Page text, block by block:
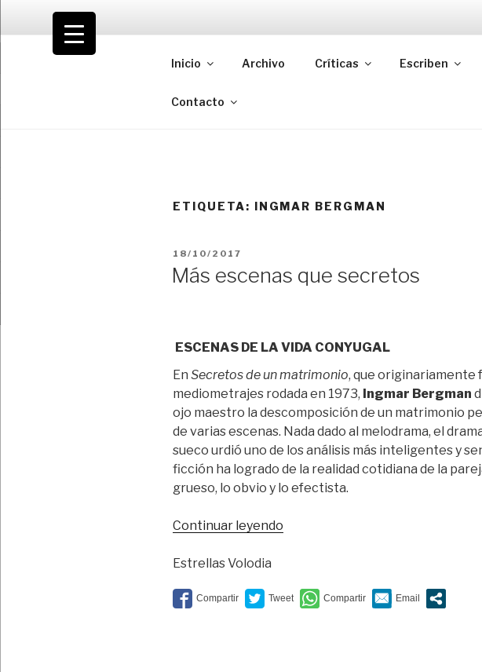
contenido
VOLODIA
Inicio Archivo Críticas Escriben
Contacto
ETIQUETA: INGMAR BERGMAN
PUBLICADO
18/10/2017
Más escenas que secretos
ESCENAS DE LA VIDA CONYUGAL
En Secretos de un matrimonio, que originariamente
mediometrajes rodada en 1973, Ingmar Bergman
ojo maestro la descomposición de un matrimonio
de varias escenas. Nada dado al melodrama, el
sueco urdió uno de los análisis más inteligentes y
ficción ha logrado de la realidad cotidiana de la
grueso, lo obvio y lo efectista.
Continuar leyendo
Estrellas Volodia